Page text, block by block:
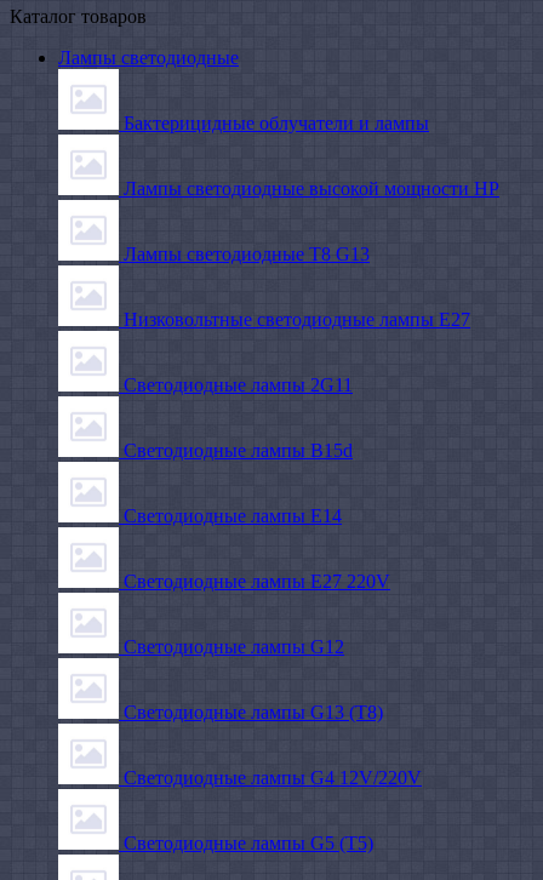
Каталог товаров
Лампы светодиодные
Бактерицидные облучатели и лампы
Лампы светодиодные высокой мощности HP
Лампы светодиодные Т8 G13
Низковольтные светодиодные лампы E27
Светодиодные лампы 2G11
Светодиодные лампы B15d
Светодиодные лампы E14
Светодиодные лампы E27 220V
Светодиодные лампы G12
Светодиодные лампы G13 (T8)
Светодиодные лампы G4 12V/220V
Светодиодные лампы G5 (T5)